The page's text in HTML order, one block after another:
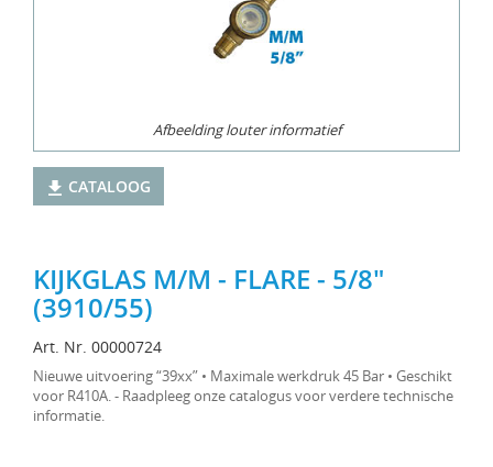
Afbeelding louter informatief
CATALOOG
KIJKGLAS M/M - FLARE - 5/8"
(3910/55)
Art. Nr. 00000724
Nieuwe uitvoering “39xx” • Maximale werkdruk 45 Bar • Geschikt
voor R410A. - Raadpleeg onze catalogus voor verdere technische
informatie.